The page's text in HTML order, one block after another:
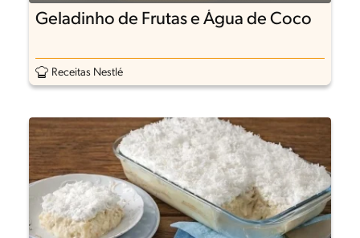
Geladinho de Frutas e Água de Coco
Receitas Nestlé